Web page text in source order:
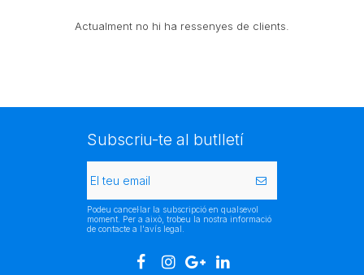
Actualment no hi ha ressenyes de clients.
Subscriu-te al butlletí
Podeu cancel·lar la subscripció en qualsevol
moment. Per a això, trobeu la nostra informació
de contacte a l'avís legal.